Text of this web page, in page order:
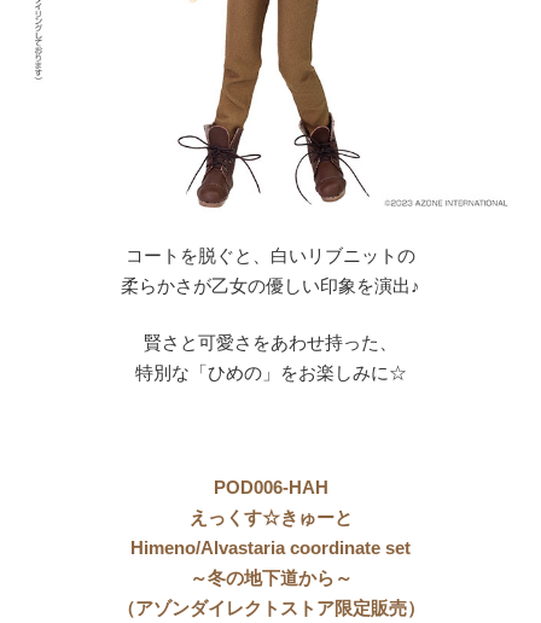
コートを脱ぐと、白いリブニットの
柔らかさが乙女の優しい印象を演出♪
賢さと可愛さをあわせ持った、
特別な「ひめの」をお楽しみに☆
POD006-HAH
えっくす☆きゅーと
Himeno/Alvastaria coordinate set
～冬の地下道から～
（アゾンダイレクトストア限定販売）